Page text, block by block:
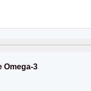
Omega-3